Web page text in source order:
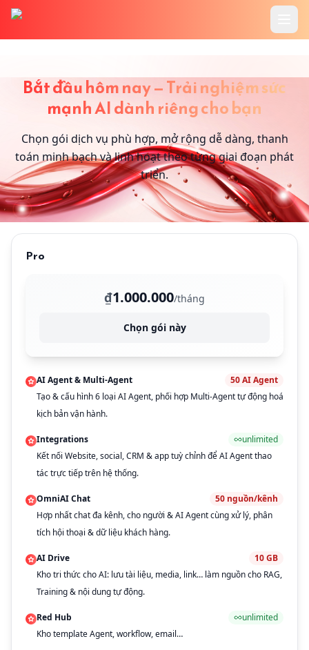
Tính Năng
Bảng Giá
Hướng Dẫn
Đăng Nhập
Skip to main content
Bảng giá RedAI - AI Automation cho
Bắt đầu hôm nay — Trải nghiệm sức
mạnh AI dành riêng cho bạn
Chọn gói dịch vụ phù hợp, mở rộng dễ dàng, thanh
toán minh bạch và linh hoạt theo từng giai đoạn phát
triển.
Pro
₫1.000.000/tháng
Chọn gói này
AI Agent & Multi-Agent 50AI Agent
Tạo & cấu hình 6 loại AI Agent, phối hợp Multi-Agent tự động hoá
kịch bản vận hành.
Integrations
unlimited
Kết nối Website, social, CRM & app tuỳ chỉnh để AI Agent thao
tác trực tiếp trên hệ thống.
OmniAI Chat 50 nguồn/kênh
Hợp nhất chat đa kênh, cho người & AI Agent cùng xử lý, phân
tích hội thoại & dữ liệu khách hàng.
AI Drive 10GB
Kho tri thức cho AI: lưu tài liệu, media, link… làm nguồn cho RAG,
Training & nội dung tự động.
Red Hub
unlimited
Kho template Agent, workflow, email…